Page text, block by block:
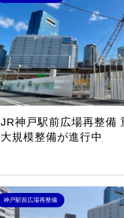
JR神戸駅前広場再整備
大規模整備が進行中
神戸駅前広場再整備